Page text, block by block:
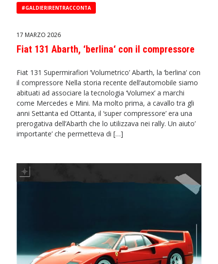
#GALDIERIRENTRACCONTA
17 MARZO 2026
Fiat 131 Abarth, ‘berlina‘ con il compressore
Fiat 131 Supermirafiori ‘Volumetrico’ Abarth, la ‘berlina‘ con
il compressore Nella storia recente dell’automobile siamo
abituati ad associare la tecnologia ‘Volumex’ a marchi
come Mercedes e Mini. Ma molto prima, a cavallo tra gli
anni Settanta ed Ottanta, il ‘super compressore’ era una
prerogativa dell’Abarth che lo utilizzava nei rally. Un aiuto’
importante’ che permetteva di […]